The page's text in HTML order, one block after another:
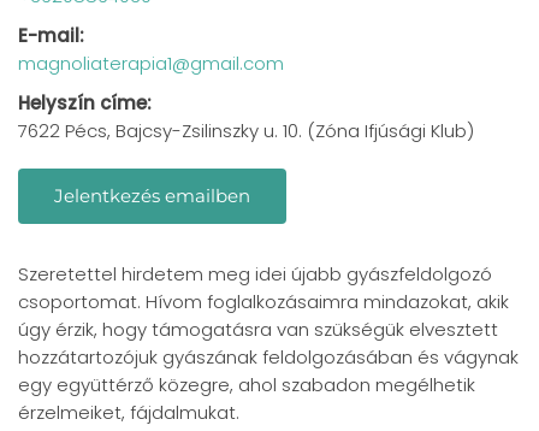
E-mail:
magnoliaterapia1@gmail.com
Helyszín címe:
7622 Pécs, Bajcsy-Zsilinszky u. 10. (Zóna Ifjúsági Klub)
Jelentkezés emailben
Szeretettel hirdetem meg idei újabb gyászfeldolgozó
csoportomat. Hívom foglalkozásaimra mindazokat, akik
úgy érzik, hogy támogatásra van szükségük elvesztett
hozzátartozójuk gyászának feldolgozásában és vágynak
egy együttérző közegre, ahol szabadon megélhetik
érzelmeiket, fájdalmukat.